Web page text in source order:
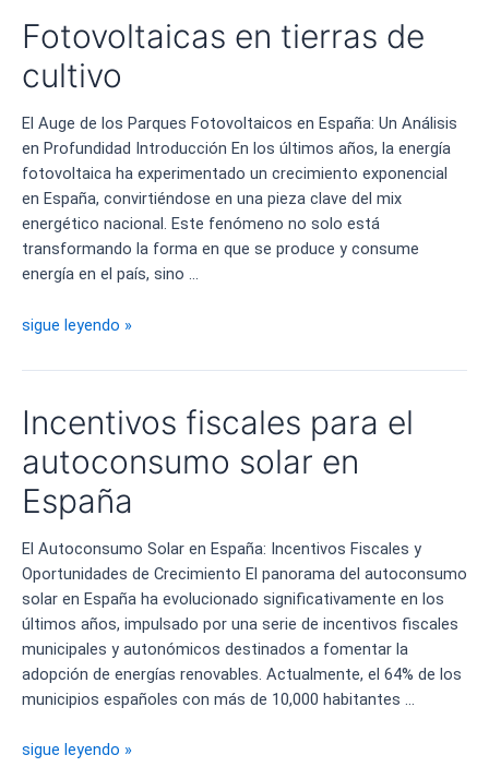
Líder
la
Nueva
Demanda
de
Electricidad
Fotovoltaicas en tierras de
cultivo
El Auge de los Parques Fotovoltaicos en España: Un Análisis
en Profundidad Introducción En los últimos años, la energía
fotovoltaica ha experimentado un crecimiento exponencial
en España, convirtiéndose en una pieza clave del mix
energético nacional. Este fenómeno no solo está
transformando la forma en que se produce y consume
energía en el país, sino …
Fotovoltaicas
tierras
cultivo
sigue leyendo »
Incentivos fiscales para el
autoconsumo solar en
España
El Autoconsumo Solar en España: Incentivos Fiscales y
Oportunidades de Crecimiento El panorama del autoconsumo
solar en España ha evolucionado significativamente en los
últimos años, impulsado por una serie de incentivos fiscales
municipales y autonómicos destinados a fomentar la
adopción de energías renovables. Actualmente, el 64% de los
municipios españoles con más de 10,000 habitantes …
Incentivos
sigue leyendo »